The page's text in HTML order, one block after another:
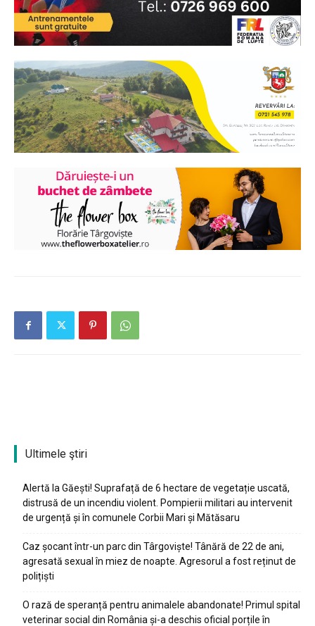
Ultimele ştiri
Alertă la Găești! Suprafață de 6 hectare de vegetație uscată,
distrusă de un incendiu violent. Pompierii militari au intervenit
de urgență și în comunele Corbii Mari și Mătăsaru
Caz șocant într-un parc din Târgoviște! Tânără de 22 de ani,
agresată sexual în miez de noapte. Agresorul a fost reținut de
polițiști
O rază de speranță pentru animalele abandonate! Primul spital
veterinar social din România și-a deschis oficial porțile în